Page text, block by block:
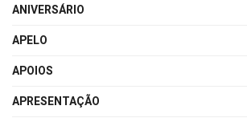
ANIVERSÁRIO
APELO
APOIOS
APRESENTAÇÃO